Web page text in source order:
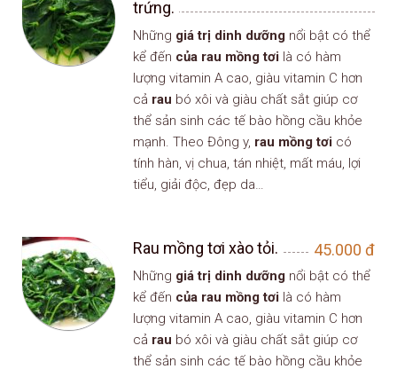
trứng.
Những giá trị dinh dưỡng nổi bật có thể
kể đến của rau mồng tơi là có hàm
lượng vitamin A cao, giàu vitamin C hơn
cả rau bó xôi và giàu chất sắt giúp cơ
thể sản sinh các tế bào hồng cầu khỏe
mạnh. Theo Đông y, rau mồng tơi có
tính hàn, vị chua, tán nhiệt, mất máu, lợi
tiểu, giải độc, đẹp da…
45.000 đ
Rau mồng tơi xào tỏi.
Những giá trị dinh dưỡng nổi bật có thể
kể đến của rau mồng tơi là có hàm
lượng vitamin A cao, giàu vitamin C hơn
cả rau bó xôi và giàu chất sắt giúp cơ
thể sản sinh các tế bào hồng cầu khỏe